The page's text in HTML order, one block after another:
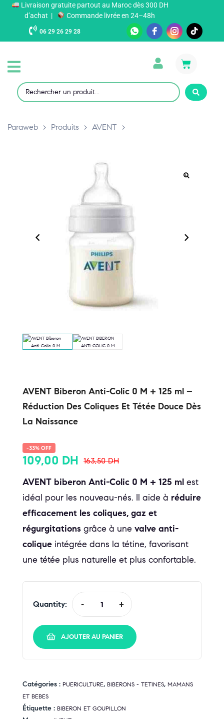
Livraison gratuite partout au Maroc dès 300 DH
d’achat |
Commande livrée en 24–48h
06 29 26 29 28
Paraweb > Produits > AVENT >
‹ ›
AVENT Biberon Anti-Colic 0 M + 125 ml –
Réduction Des Coliques Et Tétée Douce Dès
La Naissance
-33% OFF
163,50DH
109,00 DH
AVENT biberon Anti-Colic 0 M + 125 ml est
idéal pour les nouveau-nés. Il aide à réduire
efficacement les coliques, gaz et
régurgitations grâce à une valve anti-
colique intégrée dans la tétine, favorisant
une tétée plus naturelle et plus confortable.
Quantity: - +
AJOUTER AU PANIER
Catégories : PUERICULTURE, BIBERONS - TETINES, MAMANS
ET BEBES
Étiquette : BIBERON ET GOUPILLON